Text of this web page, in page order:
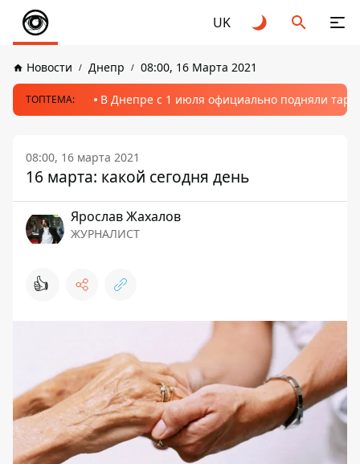
UK
Новости Днепр 08:00, 16 Марта 2021
ТОПТЕМА: В Днепре с 1 июля официально подняли
08:00, 16 марта 2021
16 марта: какой сегодня день
Ярослав Жахалов
ЖУРНАЛИСТ
👍